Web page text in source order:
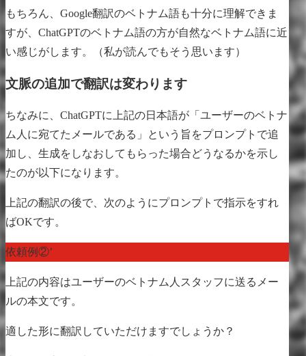
もちろん、Google翻訳のベトナム語も十分に理解できま
すが、ChatGPTのベトナム語の方が自然なベトナム語に近
い感じがします。（私が読んでもそう思います）
文脈の追加で翻訳は変わります
ちなみに、ChatGPTに上記の日本語が「ユーザーのベトナ
ム人に宛てたメールである」という旨をプロンプトで追
加し、生成をしなおしてもらった場合どうなるかを示し
たのが以下になります。
上記の翻訳の後で、次のようにプロンプトで指示をすれ
ばOKです。
依頼例②’
上記の内容はユーザーのベトナム人スタッフに送るメー
ルの本文です。
適した形に翻訳していただけますでしょうか？